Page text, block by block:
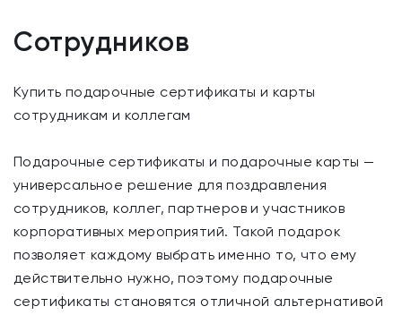
Сотрудников
Купить подарочные сертификаты и карты
сотрудникам и коллегам
Подарочные сертификаты и подарочные карты —
универсальное решение для поздравления
сотрудников, коллег, партнеров и участников
корпоративных мероприятий. Такой подарок
позволяет каждому выбрать именно то, что ему
действительно нужно, поэтому подарочные
сертификаты становятся отличной альтернативой